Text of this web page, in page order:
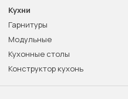
Кухни
Гарнитуры
Модульные
Кухонные столы
Конструктор кухонь